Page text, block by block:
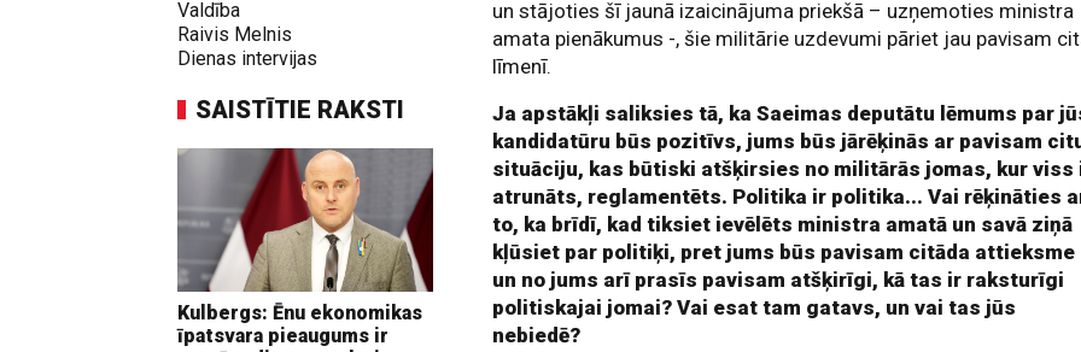
Valdība
Raivis Melnis
Dienas intervijas
SAISTĪTIE RAKSTI
Kulbergs: Ēnu ekonomikas
īpatsvara pieaugums ir
un stājoties šī jaunā izaicinājuma priekšā – uzņemoties ministra
amata pienākumus -, šie militārie uzdevumi pāriet jau pavisam
līmenī.
Ja apstākļi saliksies tā, ka Saeimas deputātu lēmums par
kandidatūru būs pozitīvs, jums būs jārēķinās ar pavisam
situāciju, kas būtiski atšķirsies no militārās jomas, kur viss
atrunāts, reglamentēts. Politika ir politika... Vai rēķināties
to, ka brīdī, kad tiksiet ievēlēts ministra amatā un savā ziņā
kļūsiet par politiķi, pret jums būs pavisam citāda attieksme
un no jums arī prasīs pavisam atšķirīgi, kā tas ir raksturīgi
politiskajai jomai? Vai esat tam gatavs, un vai tas jūs
nebiedē?